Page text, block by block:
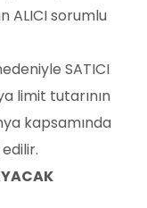
ALICI sorumlu
SATICI
limit tutarının
kapsamında